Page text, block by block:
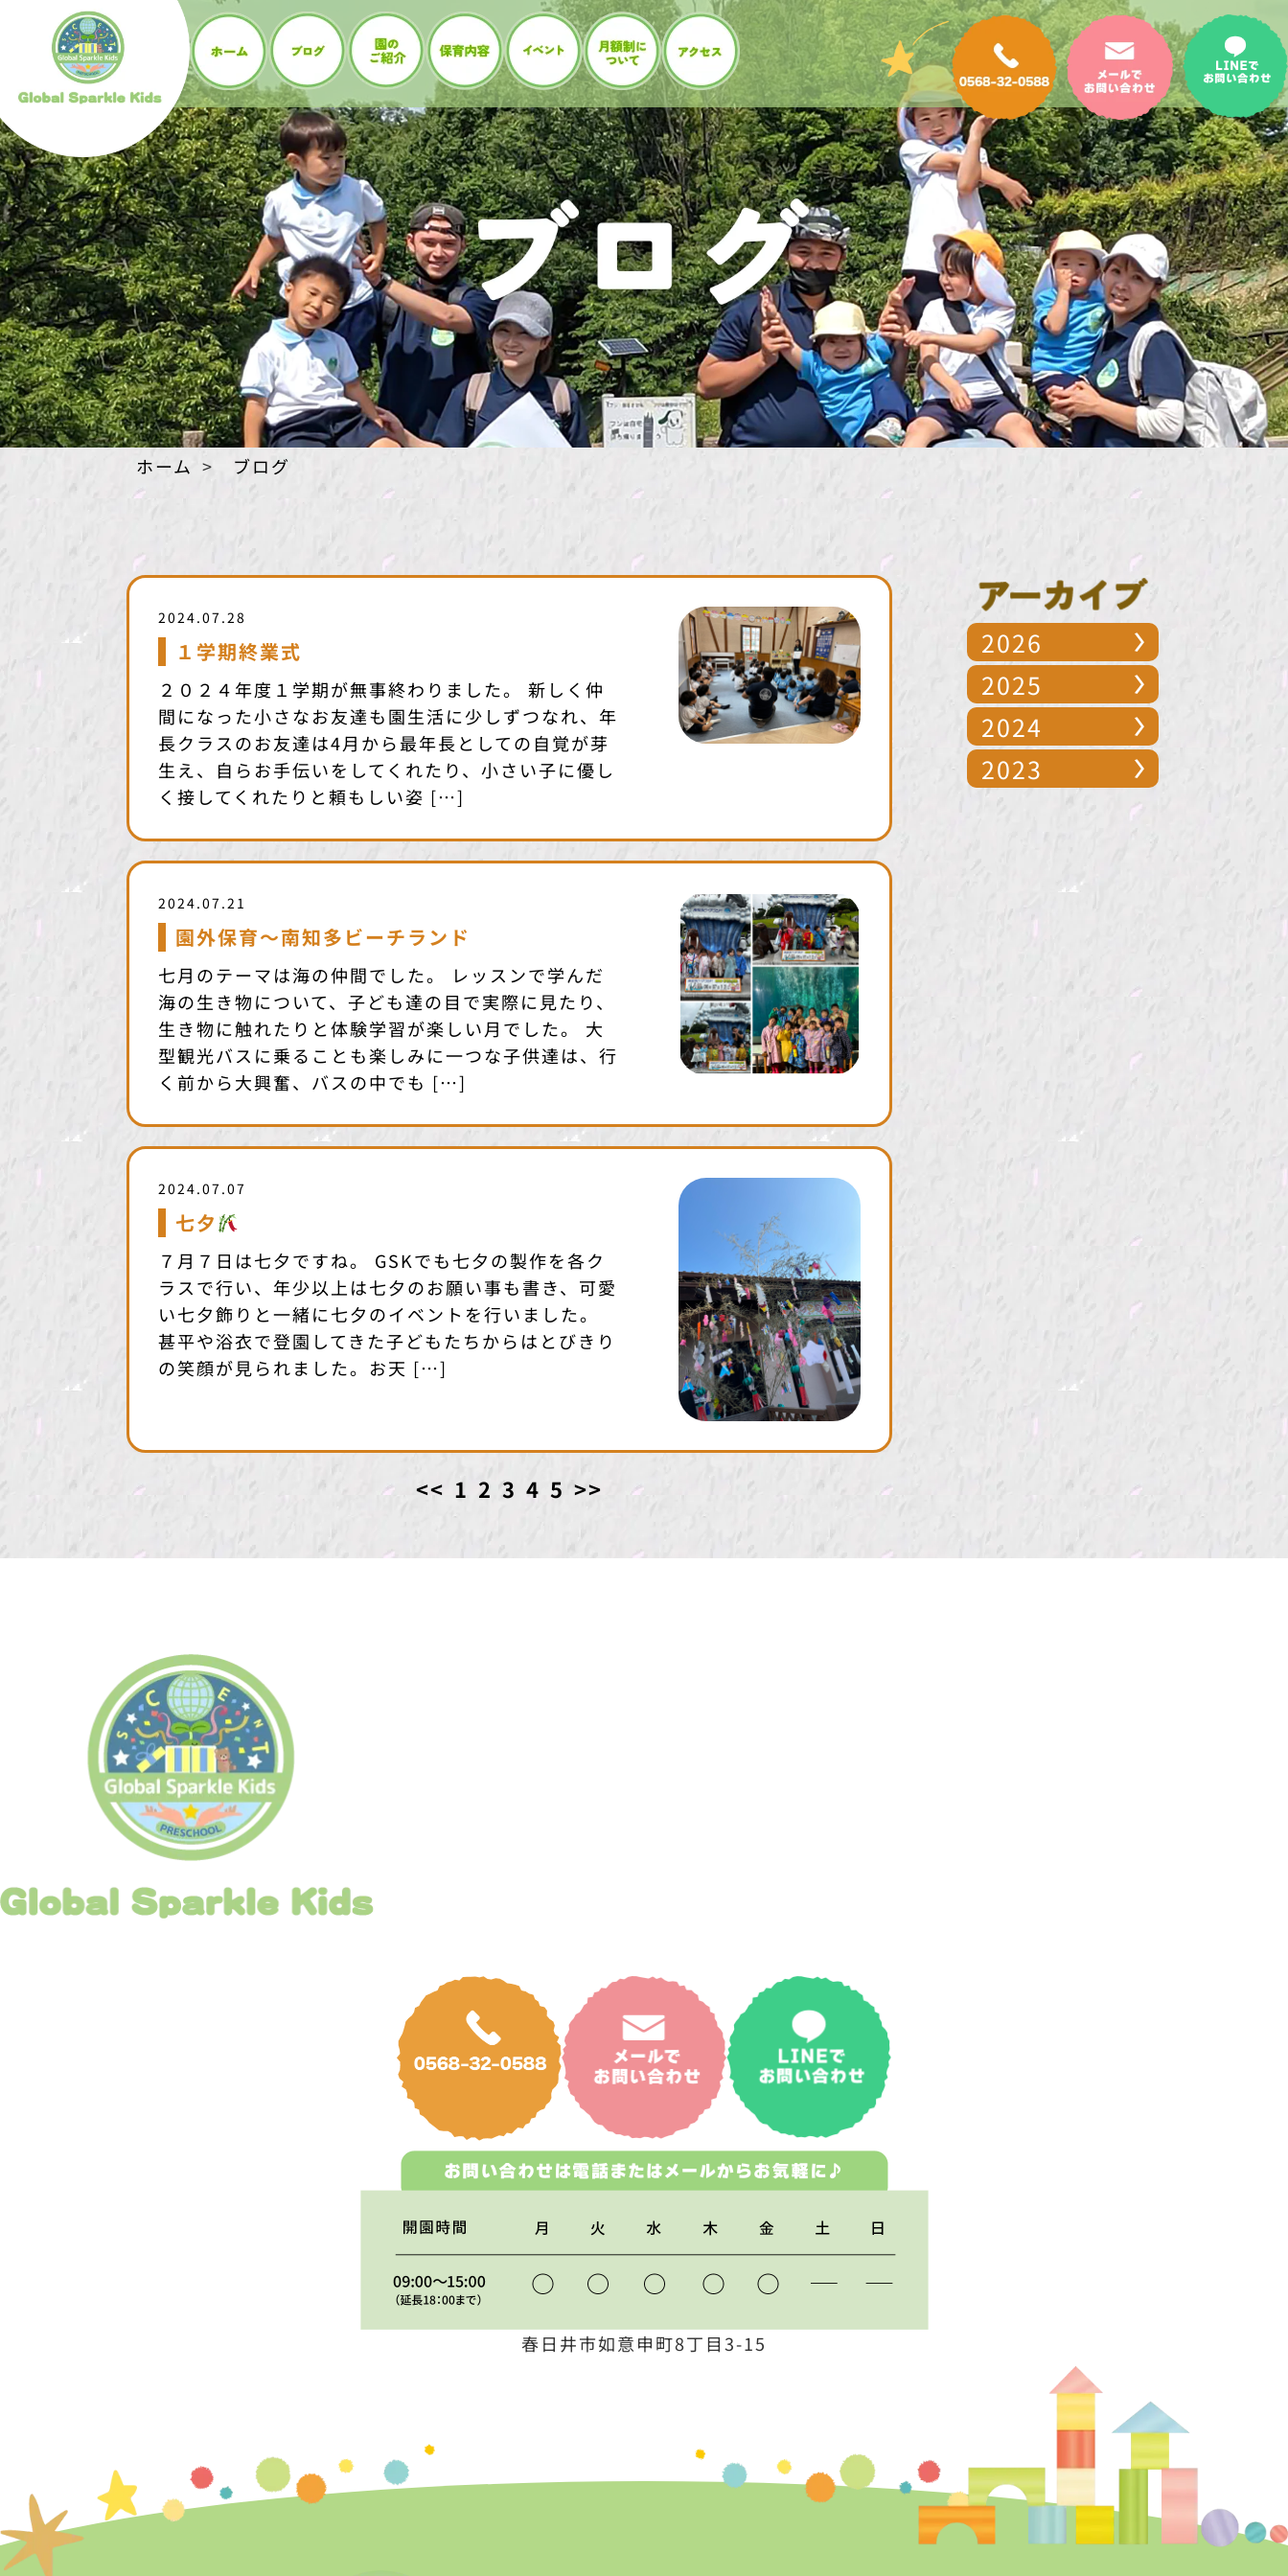
ホーム ブログ
2024.07.28
１学期終業式
２０２４年度１学期が無事終わりました。 新しく仲
間になった小さなお友達も園生活に少しずつなれ、年
長クラスのお友達は4月から最年長としての自覚が芽
生え、自らお手伝いをしてくれたり、小さい子に優し
く接してくれたりと頼もしい姿 […]
2024.07.21
園外保育〜南知多ビーチランド
七月のテーマは海の仲間でした。 レッスンで学んだ
海の生き物について、子ども達の目で実際に見たり、
生き物に触れたりと体験学習が楽しい月でした。 大
型観光バスに乗ることも楽しみに一つな子供達は、行
く前から大興奮、バスの中でも […]
2024.07.07
七夕
７月７日は七夕ですね。 GSKでも七夕の製作を各ク
ラスで行い、年少以上は七夕のお願い事も書き、可愛
い七夕飾りと一緒に七夕のイベントを行いました。
甚平や浴衣で登園してきた子どもたちからはとびきり
の笑顔が見られました。お天 […]
<< 1 2 3 4 5 >>
2026
2025
2024
2023
春日井市如意申町8丁目3-15